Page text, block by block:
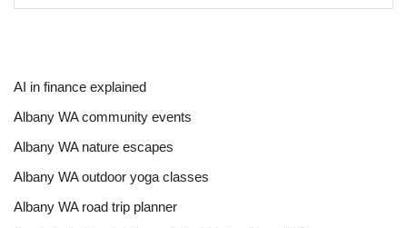
AI in finance explained
Albany WA community events
Albany WA nature escapes
Albany WA outdoor yoga classes
Albany WA road trip planner